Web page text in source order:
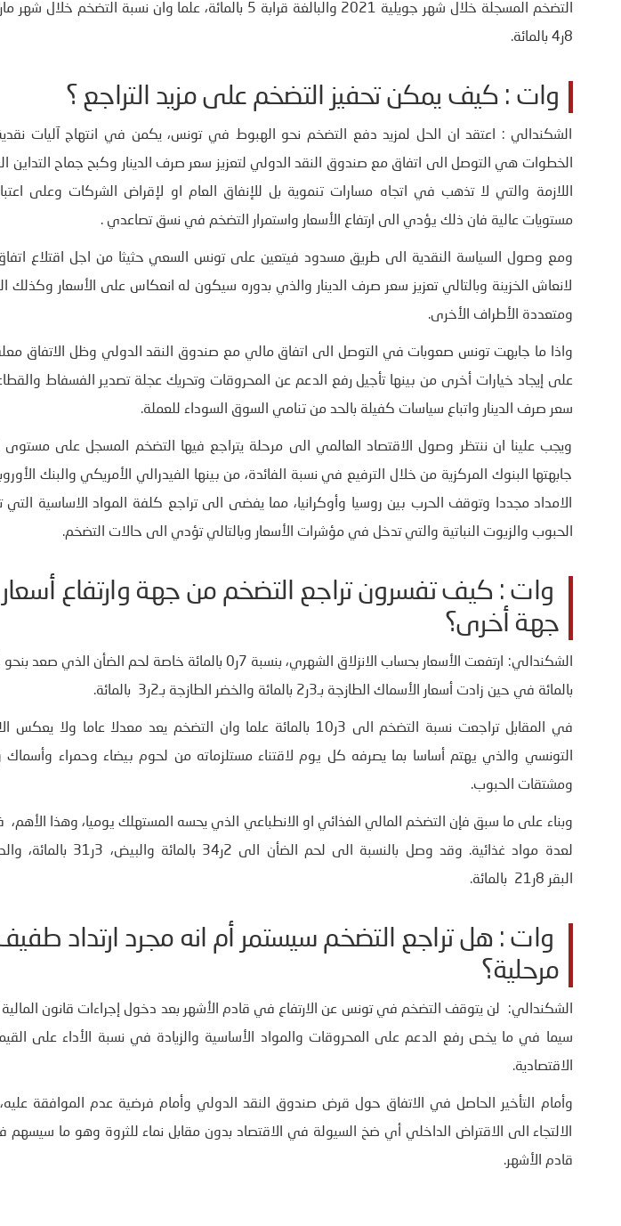
8ر4 بالمائة.
وات : كيف يمكن تحفيز التضخم على مزيد التراجع ؟
الشكندالي : اعتقد ان الحل لمزيد دفع التضخم نحو الهبوط في تونس، يكمن في انتهاج آليات
الخطوات هي التوصل الى اتفاق مع صندوق النقد الدولي لتعزيز سعر صرف الدينار وكبح جماح التداين
اللازمة والتي لا تذهب في اتجاه مسارات تنموية بل للإنفاق العام او لإقراض الشركات وعلى
مستويات عالية فان ذلك يؤدي الى ارتفاع الأسعار واستمرار التضخم في نسق تصاعدي .
ومع وصول السياسة النقدية الى طريق مسدود فيتعين على تونس السعي حثيثا من اجل اقتلاع
لانعاش الخزينة وبالتالي تعزيز سعر صرف الدينار والذي بدوره سيكون له انعكاس على الأسعار وكذلك
ومتعددة الأطراف الأخرى.
واذا ما جابهت تونس صعوبات في التوصل الى اتفاق مالي مع صندوق النقد الدولي وظل الاتفاق
على إيجاد خيارات أخرى من بينها تأجيل رفع الدعم عن المحروقات وتحريك عجلة تصدير الفسفاط
سعر صرف الدينار واتباع سياسات كفيلة بالحد من تنامي السوق السوداء للعملة.
ويجب علينا ان ننتظر وصول الاقتصاد العالمي الى مرحلة يتراجع فيها التضخم المسجل على مستوى
جابهتها البنوك المركزية من خلال الترفيع في نسبة الفائدة، من بينها الفيدرالي الأمريكي والبنك
الامداد مجددا وتوقف الحرب بين روسيا وأوكرانيا، مما يفضى الى تراجع كلفة المواد الاساسية التي
الحبوب والزيوت النباتية والتي تدخل في مؤشرات الأسعار وبالتالي تؤدي الى حالات التضخم.
وات : كيف تفسرون تراجع التضخم من جهة وارتفاع
جهة أخرى؟
بالمائة في حين زادت أسعار الأسماك الطازجة بـ3ر2 بالمائة والخضر الطازجة بـ2ر3 بالمائة.
في المقابل تراجعت نسبة التضخم الى 3ر10 بالمائة علما وان التضخم يعد معدلا
التونسي والذي يهتم أساسا بما يصرفه كل يوم لاقتناء مستلزماته من لحوم بيضاء وحمراء
ومشتقات الحبوب.
البقر 8ر21 بالمائة.
وات : هل تراجع التضخم سيستمر أم انه مجرد ارتداد
مرحلية؟
سيما في ما يخص رفع الدعم على المحروقات والمواد الأساسية والزيادة في نسبة الأداء على
الاقتصادية.
وأمام التأخير الحاصل في الاتفاق حول قرض صندوق النقد الدولي وأمام فرضية عدم الموافقة
الالتجاء الى الاقتراض الداخلي أي ضخ السيولة في الاقتصاد بدون مقابل نماء للثروة وهو ما سيسهم
قادم الأشهر.